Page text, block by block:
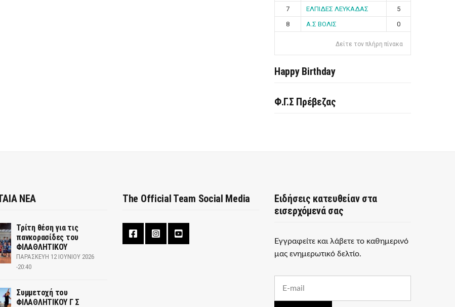
7
ΕΛΠΙΔΕΣ ΛΕΥΚΑΔΑΣ
5
8
Α.Σ ΒΟΛΙΣ 0
Δείτε τον πλήρη πίνακα
Happy Birthday
Φ.Γ.Σ Πρέβεζας
ΝΕΑ
Τρίτη θέση για τις
πανκορασίδες του
ΦΙΛΑΘΛΗΤΙΚΟΥ
ΠΑΡΑΣΚΕΥΉ 12 ΙΟΥΝΊΟΥ 2026
-20:40
Συμμετοχή του
ΦΙΛΑΘΛΗΤΙΚΟΥ Γ Σ
The Official Team Social Media
Ειδήσεις κατευθείαν στα
εισερχόμενά σας
Εγγραφείτε και λάβετε το καθημερινό
μας ενημερωτικό δελτίο.
a